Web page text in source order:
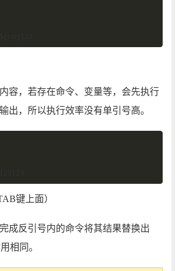
容，若存在命令、变量等，会先执行
出，所以执行效率没有单引号高。
键上面）
成反引号内的命令将其结果替换出
相同。